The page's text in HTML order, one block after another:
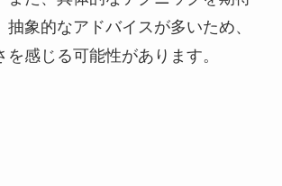
象的なアドバイスが多いため、
を感じる可能性があります。